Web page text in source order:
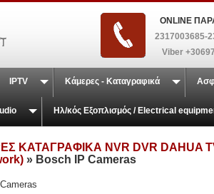
ONLINE
2317003685-
Viber
IPTV Κάμερες - Καταγραφικά
Ηλ/κός Εξοπλισμός / Electrical
ΚΑΤΑΓΡΑΦΙΚΑ NVR DVR DAHUA
» Bosch IP Cameras